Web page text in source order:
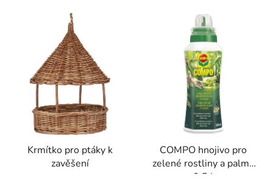
Krmítko pro ptáky k
zavěšení
COMPO hnojivo pro
zelené rostliny a palmy
0,5 l